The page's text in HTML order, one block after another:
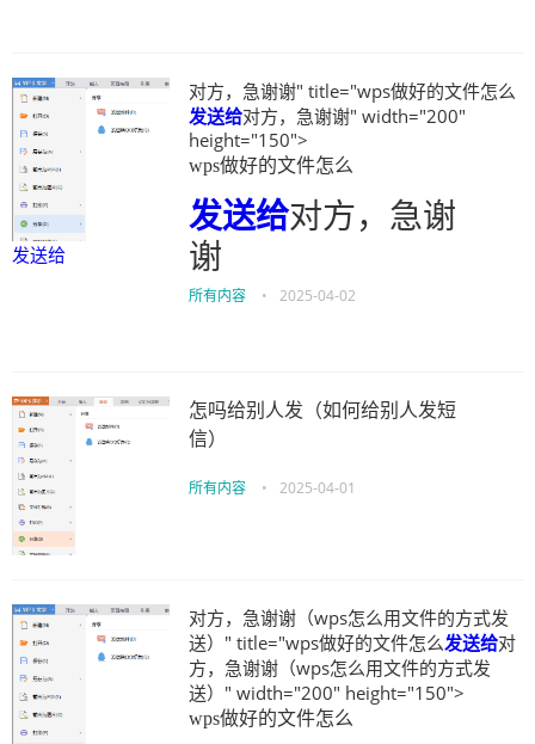
发送给
对方，急谢谢" title="wps做好的文件怎么
发送给对方，急谢谢" width="200"
height="150">
wps做好的文件怎么
发送给对方，急谢
谢
所有内容 • 2025-04-02
怎吗给别人发（如何给别人发短
信）
所有内容 • 2025-04-01
对方，急谢谢（wps怎么用文件的方式发
送）" title="wps做好的文件怎么发送给对
方，急谢谢（wps怎么用文件的方式发
送）" width="200" height="150">
wps做好的文件怎么